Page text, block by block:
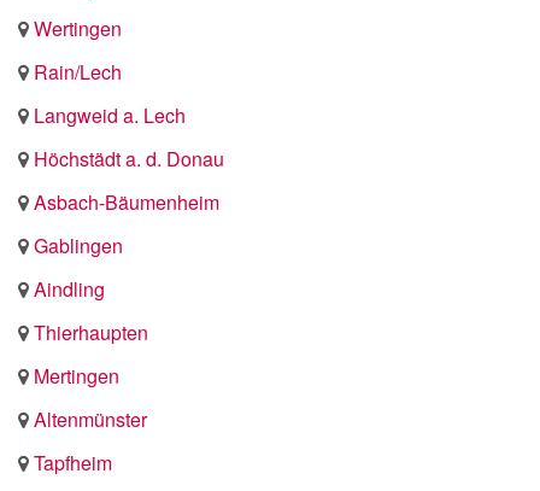
Wertingen
Rain/Lech
Langweid a. Lech
Höchstädt a. d. Donau
Asbach-Bäumenheim
Gablingen
Aindling
Thierhaupten
Mertingen
Altenmünster
Tapfheim